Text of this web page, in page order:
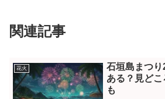
関連記事
花火
石垣島まつ
ある？見ど
も